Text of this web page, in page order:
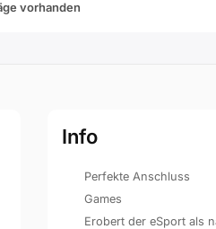
vorhanden
Info
Perfekte Anschluss
Games
Erobert der eSport als